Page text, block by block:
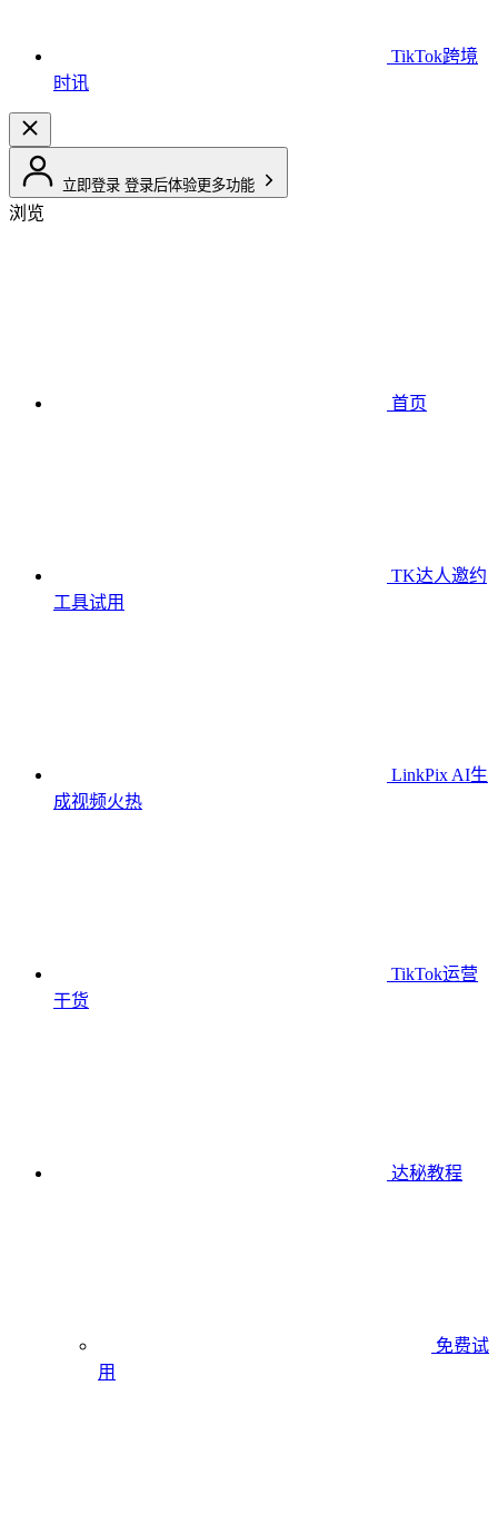
TikTok跨境
时讯
立即登录 登录后体验更多功能
浏览
首页
TK达人邀约
工具试用
LinkPix AI生
成视频火热
TikTok运营
干货
达秘教程
免费试
用